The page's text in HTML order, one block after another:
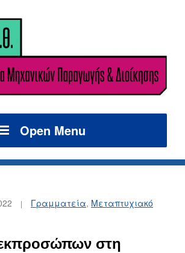
Open Menu
Γραμματεία, Μεταπτυχιακό
στη